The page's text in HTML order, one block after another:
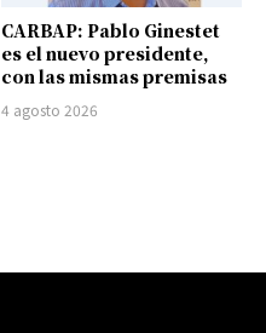
CARBAP: Pablo Ginestet
es el nuevo presidente,
con las mismas premisas
4 agosto 2026